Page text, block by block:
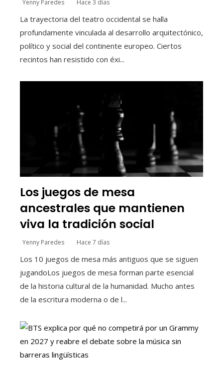
Yenny Paredes Hace 3 días
La trayectoria del teatro occidental se halla
profundamente vinculada al desarrollo arquitectónico,
político y social del continente europeo. Ciertos
recintos han resistido con éxi...
Los juegos de mesa
ancestrales que mantienen
viva la tradición social
Yenny Paredes Hace 7 días
Los 10 juegos de mesa más antiguos que se siguen
jugandoLos juegos de mesa forman parte esencial
de la historia cultural de la humanidad. Mucho antes
de la escritura moderna o de l...